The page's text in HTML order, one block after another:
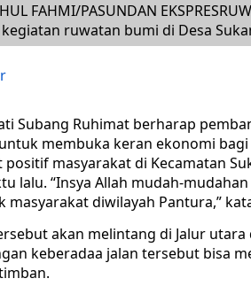
FAHMI/PASUNDAN
ruwatan bumi di Desa
Subang Ruhimat berharap
membuka keran ekonomi
masyarakat di Kecamatan
lalu. “Insya Allah mudah-
masyarakat diwilayah Pantura,”
akan melintang di Jalur
keberadaa jalan tersebut bisa